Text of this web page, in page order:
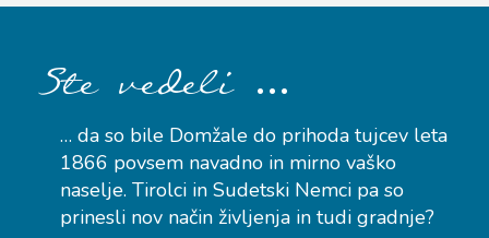
Ste vedeli …
… da so bile Domžale do prihoda tujcev leta
1866 povsem navadno in mirno vaško
naselje. Tirolci in Sudetski Nemci pa so
prinesli nov način življenja in tudi gradnje?